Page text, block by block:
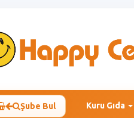
Şube Bul Kuru Gıda